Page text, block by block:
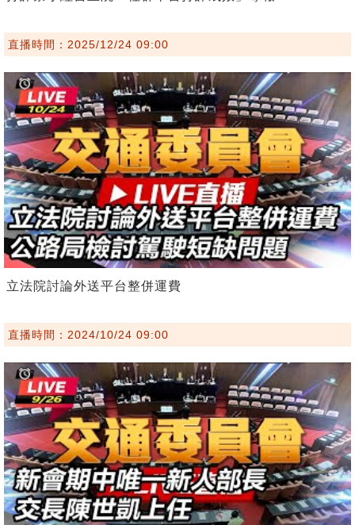
直播時間：2025/12/24 09:00
立法院討論外送平台整併運費
直播時間：2024/10/24 09:00